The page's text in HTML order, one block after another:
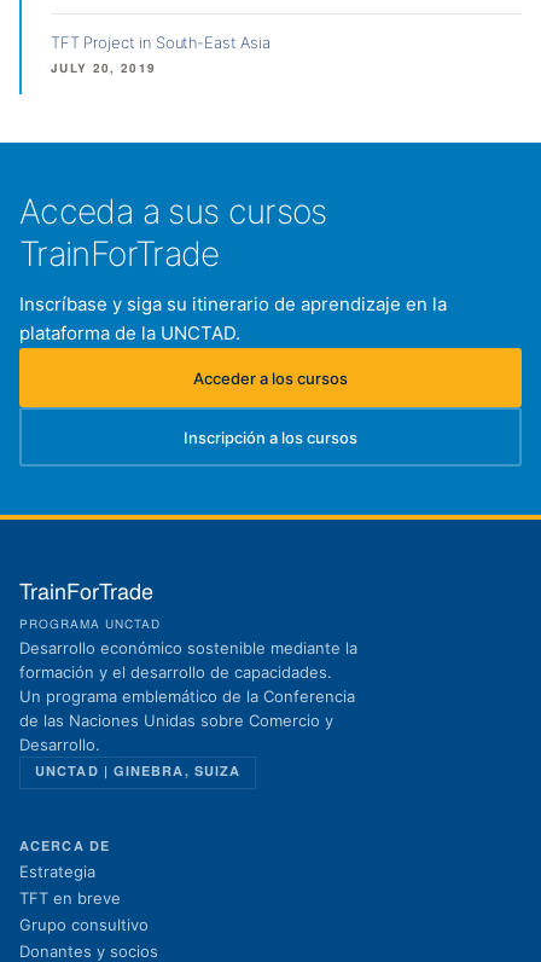
TFT Project in South-East Asia
JULY 20, 2019
Acceda a sus cursos
TrainForTrade
Inscríbase y siga su itinerario de aprendizaje en la
plataforma de la UNCTAD.
Acceder a los cursos
(se abre en una nueva pestaña)
Inscripción a los cursos
(se abre en una nueva pestaña)
TrainForTrade
PROGRAMA UNCTAD
Desarrollo económico sostenible mediante la
formación y el desarrollo de capacidades.
Un programa emblemático de la Conferencia
de las Naciones Unidas sobre Comercio y
Desarrollo.
UNCTAD | GINEBRA, SUIZA
ACERCA DE
Estrategia
TFT en breve
Grupo consultivo
Donantes y socios